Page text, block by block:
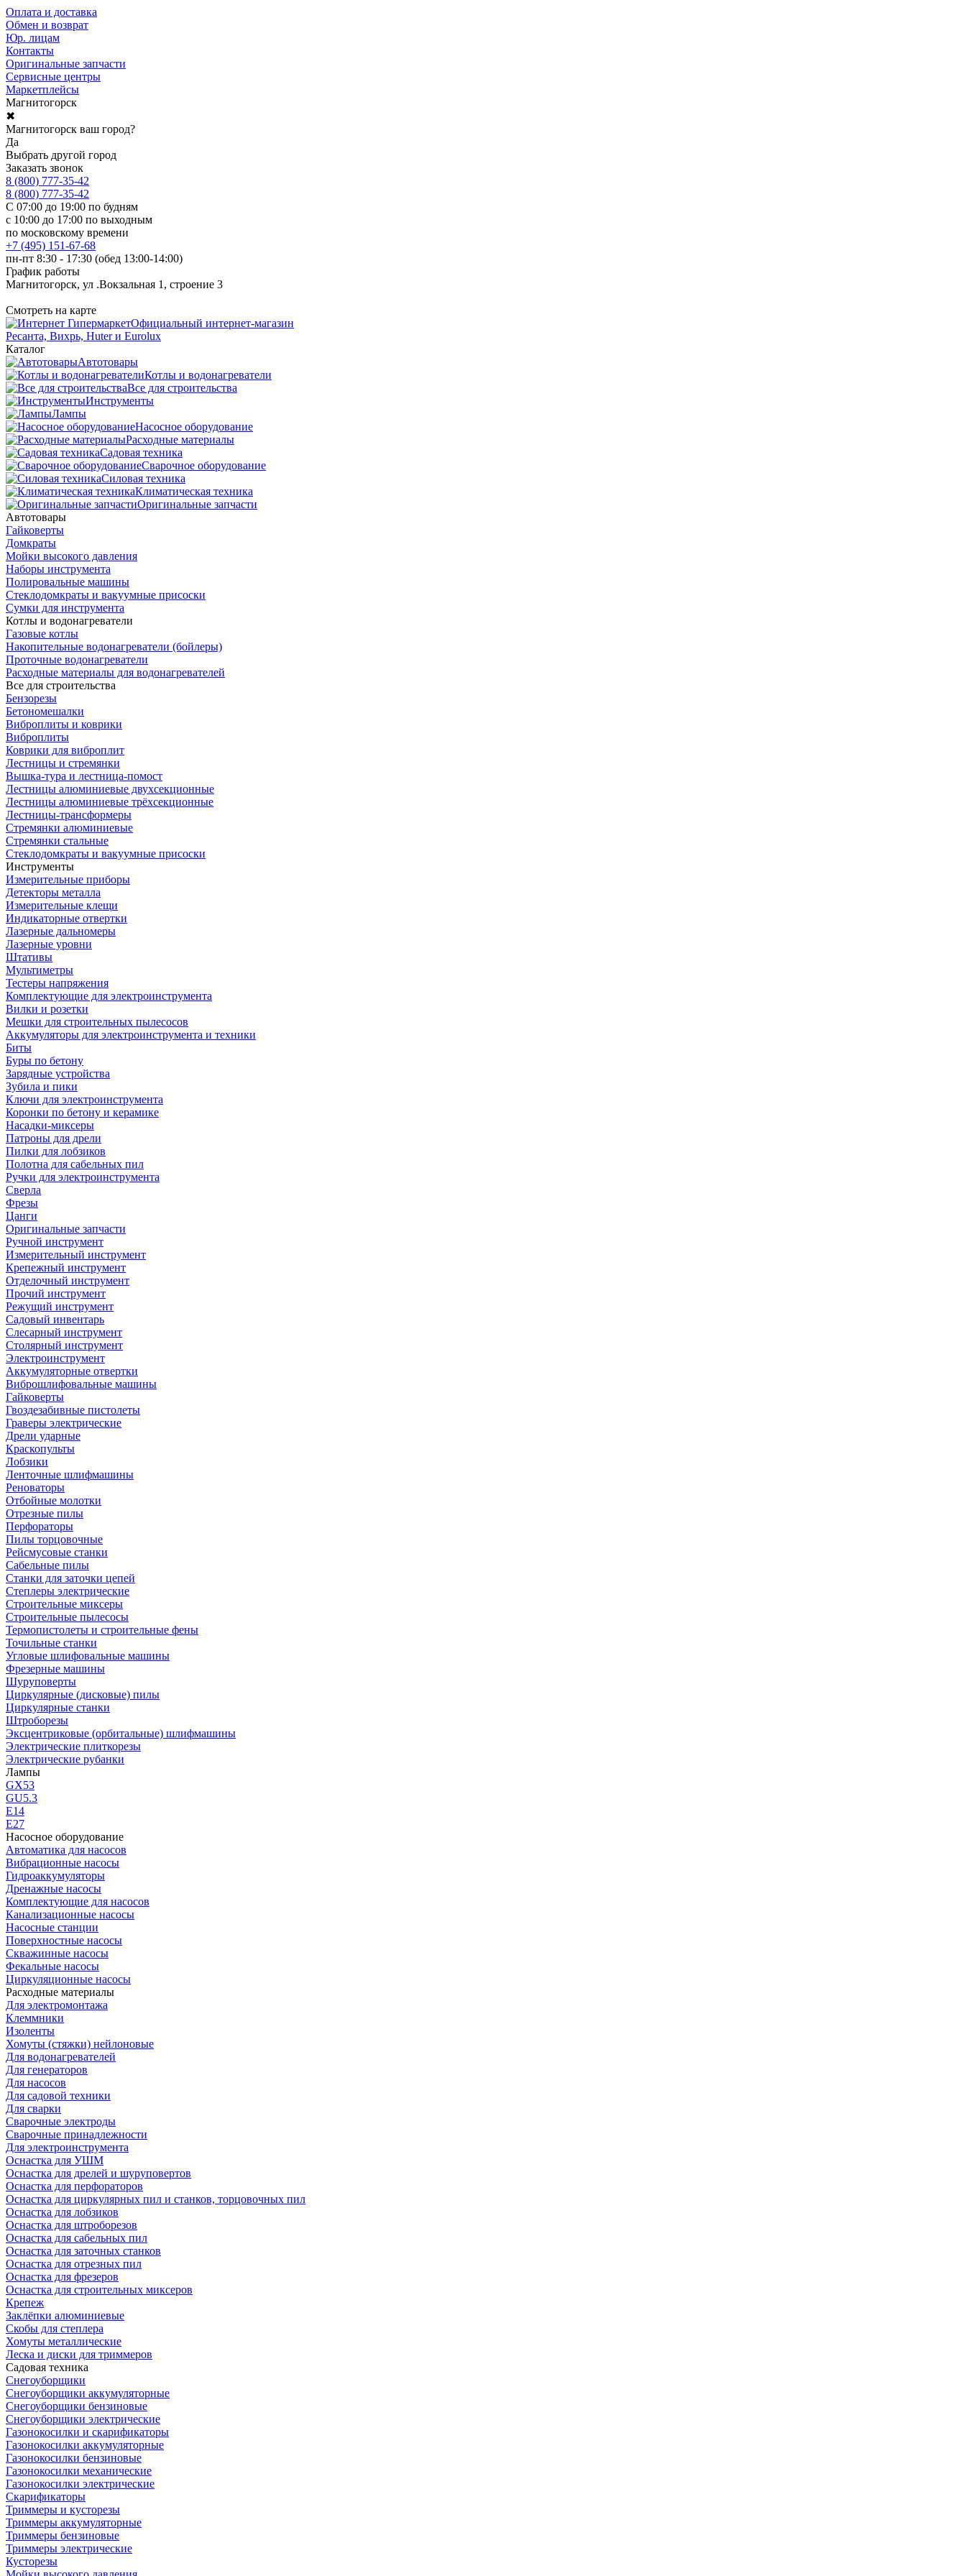
Оплата и доставка
Обмен и возврат
Юр. лицам
Контакты
Оригинальные запчасти
Сервисные центры
Маркетплейсы
Магнитогорск
✖
Магнитогорск ваш город?
Да
Выбрать другой город
Заказать звонок
8 (800) 777-35-42
8 (800) 777-35-42
С 07:00 до 19:00 по будням
с 10:00 до 17:00 по выходным
по московскому времени
+7 (495) 151-67-68
пн-пт 8:30 - 17:30 (обед 13:00-14:00)
График работы
Магнитогорск, ул .Вокзальная 1, строение 3
Смотреть на карте
Официальный интернет-магазин
Ресанта, Вихрь, Huter и Eurolux
Каталог
Автотовары
Котлы и водонагреватели
Все для строительства
Инструменты
Лампы
Насосное оборудование
Расходные материалы
Садовая техника
Сварочное оборудование
Силовая техника
Климатическая техника
Оригинальные запчасти
Автотовары
Гайковерты
Домкраты
Мойки высокого давления
Наборы инструмента
Полировальные машины
Стеклодомкраты и вакуумные присоски
Сумки для инструмента
Котлы и водонагреватели
Газовые котлы
Накопительные водонагреватели (бойлеры)
Проточные водонагреватели
Расходные материалы для водонагревателей
Все для строительства
Бензорезы
Бетономешалки
Виброплиты и коврики
Виброплиты
Коврики для виброплит
Лестницы и стремянки
Вышка-тура и лестница-помост
Лестницы алюминиевые двухсекционные
Лестницы алюминиевые трёхсекционные
Лестницы-трансформеры
Стремянки алюминиевые
Стремянки стальные
Стеклодомкраты и вакуумные присоски
Инструменты
Измерительные приборы
Детекторы металла
Измерительные клещи
Индикаторные отвертки
Лазерные дальномеры
Лазерные уровни
Штативы
Мультиметры
Тестеры напряжения
Комплектующие для электроинструмента
Вилки и розетки
Мешки для строительных пылесосов
Аккумуляторы для электроинструмента и техники
Биты
Буры по бетону
Зарядные устройства
Зубила и пики
Ключи для электроинструмента
Коронки по бетону и керамике
Насадки-миксеры
Патроны для дрели
Пилки для лобзиков
Полотна для сабельных пил
Ручки для электроинструмента
Сверла
Фрезы
Цанги
Оригинальные запчасти
Ручной инструмент
Измерительный инструмент
Крепежный инструмент
Отделочный инструмент
Прочий инструмент
Режущий инструмент
Садовый инвентарь
Слесарный инструмент
Столярный инструмент
Электроинструмент
Аккумуляторные отвертки
Виброшлифовальные машины
Гайковерты
Гвоздезабивные пистолеты
Граверы электрические
Дрели ударные
Краскопульты
Лобзики
Ленточные шлифмашины
Реноваторы
Отбойные молотки
Отрезные пилы
Перфораторы
Пилы торцовочные
Рейсмусовые станки
Сабельные пилы
Станки для заточки цепей
Степлеры электрические
Строительные миксеры
Строительные пылесосы
Термопистолеты и строительные фены
Точильные станки
Угловые шлифовальные машины
Фрезерные машины
Шуруповерты
Циркулярные (дисковые) пилы
Циркулярные станки
Штроборезы
Эксцентриковые (орбитальные) шлифмашины
Электрические плиткорезы
Электрические рубанки
Лампы
GX53
GU5.3
Е14
Е27
Насосное оборудование
Автоматика для насосов
Вибрационные насосы
Гидроаккумуляторы
Дренажные насосы
Комплектующие для насосов
Канализационные насосы
Насосные станции
Поверхностные насосы
Скважинные насосы
Фекальные насосы
Циркуляционные насосы
Расходные материалы
Для электромонтажа
Клеммники
Изоленты
Хомуты (стяжки) нейлоновые
Для водонагревателей
Для генераторов
Для насосов
Для садовой техники
Для сварки
Сварочные электроды
Сварочные принадлежности
Для электроинструмента
Оснастка для УШМ
Оснастка для дрелей и шуруповертов
Оснастка для перфораторов
Оснастка для циркулярных пил и станков, торцовочных пил
Оснастка для лобзиков
Оснастка для штроборезов
Оснастка для сабельных пил
Оснастка для заточных станков
Оснастка для отрезных пил
Оснастка для фрезеров
Оснастка для строительных миксеров
Крепеж
Заклёпки алюминиевые
Скобы для степлера
Хомуты металлические
Леска и диски для триммеров
Садовая техника
Снегоуборщики
Снегоуборщики аккумуляторные
Снегоуборщики бензиновые
Снегоуборщики электрические
Газонокосилки и скарификаторы
Газонокосилки аккумуляторные
Газонокосилки бензиновые
Газонокосилки механические
Газонокосилки электрические
Скарификаторы
Триммеры и кусторезы
Триммеры аккумуляторные
Триммеры бензиновые
Триммеры электрические
Кусторезы